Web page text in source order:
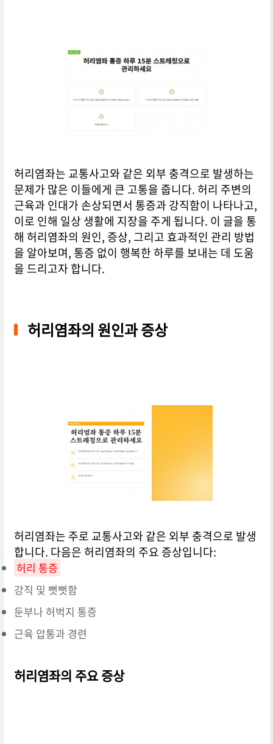
허리염좌는 교통사고와 같은 외부 충격으로 발생하는
문제가 많은 이들에게 큰 고통을 줍니다. 허리 주변의
근육과 인대가 손상되면서 통증과 강직함이 나타나고,
이로 인해 일상 생활에 지장을 주게 됩니다. 이 글을 통
해 허리염좌의 원인, 증상, 그리고 효과적인 관리 방법
을 알아보며, 통증 없이 행복한 하루를 보내는 데 도움
을 드리고자 합니다.
허리염좌의 원인과 증상
허리염좌는 주로 교통사고와 같은 외부 충격으로 발생
합니다. 다음은 허리염좌의 주요 증상입니다:
허리 통증
강직 및 뻣뻣함
둔부나 허벅지 통증
근육 압통과 경련
허리염좌의 주요 증상